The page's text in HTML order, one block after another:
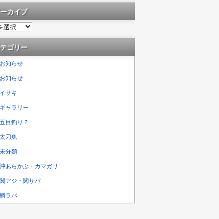
カイブ
ゴリー
お知らせ
お知らせ
イサキ
ギャラリー
五目釣り？
太刀魚
未分類
沖あらかぶ・カマガリ
関アジ・関サバ
鯛ラバ